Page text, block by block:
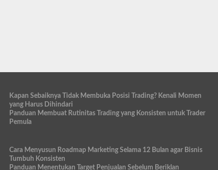
Kapan Sebaiknya Tidak Membuka Posisi Trading? Kenali Momen
yang Harus Dihindari
Panduan Membuat Rutinitas Trading yang Konsisten untuk Trader
Pemula
Cara Menyusun Roadmap Marketing Selama 12 Bulan agar Bisnis
Tumbuh Konsisten
Panduan Menentukan Target Penjualan Sebelum Beriklan